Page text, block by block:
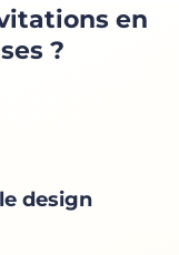
en
?
design